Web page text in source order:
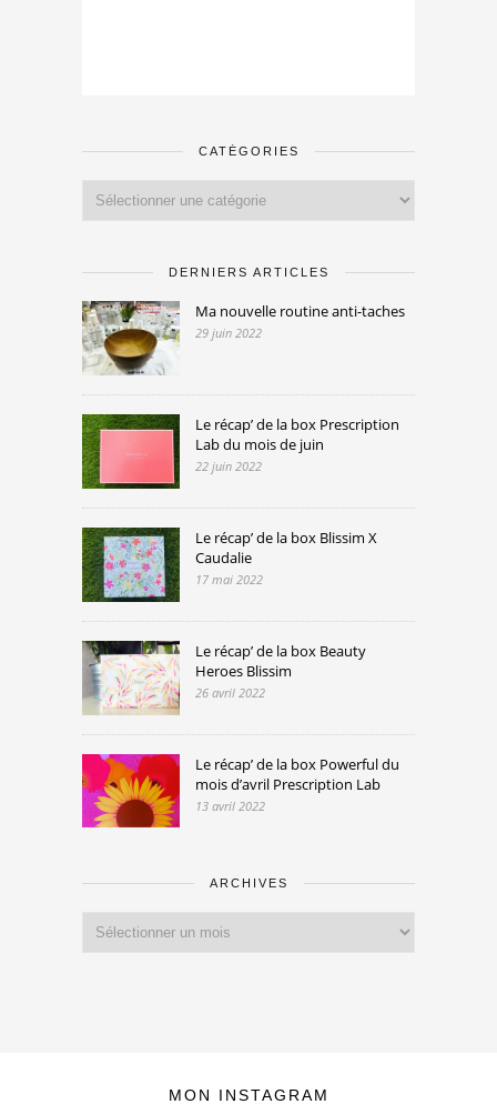
CATÉGORIES
DERNIERS ARTICLES
Ma nouvelle routine anti-taches
29 juin 2022
Le récap’ de la box Prescription
Lab du mois de juin
22 juin 2022
Le récap’ de la box Blissim X
Caudalie
17 mai 2022
Le récap’ de la box Beauty
Heroes Blissim
26 avril 2022
Le récap’ de la box Powerful du
mois d’avril Prescription Lab
13 avril 2022
ARCHIVES
MON INSTAGRAM